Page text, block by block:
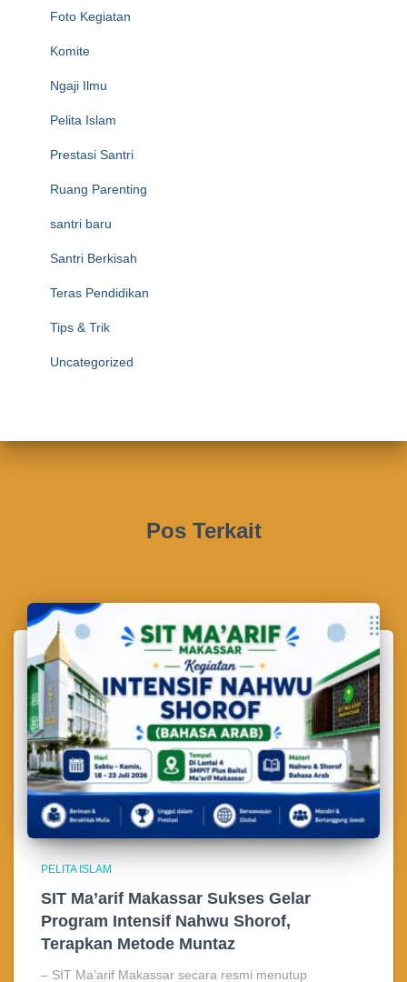
Foto Kegiatan
Komite
Ngaji Ilmu
Pelita Islam
Prestasi Santri
Ruang Parenting
santri baru
Santri Berkisah
Teras Pendidikan
Tips & Trik
Uncategorized
Pos Terkait
PELITA ISLAM
SIT Ma’arif Makassar Sukses Gelar
Program Intensif Nahwu Shorof,
Terapkan Metode Muntaz
– SIT Ma’arif Makassar secara resmi menutup